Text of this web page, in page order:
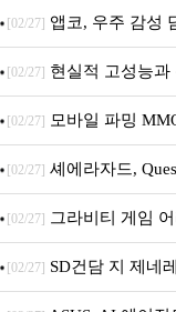
니터·스마트 펫 침대
[02/27] 앱코, 우주 감성
브랜드데이 기획전 진
[02/27] 현실적 고성능과
M.2 NVMe 디앤디컴
[02/27] 모바일 파밍
[02/27] 셰에라자드,
내 정식 출시
[02/27] 그라비티 게임
던전 13’ 참가!
[02/27] SD건담 지 제네